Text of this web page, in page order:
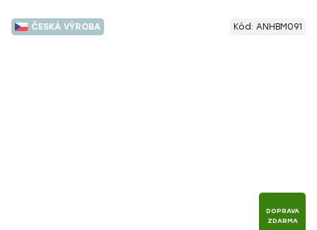
ČESKÁ VÝROBA
DOPRAVA
ZDARMA
Kód: ANHBM091